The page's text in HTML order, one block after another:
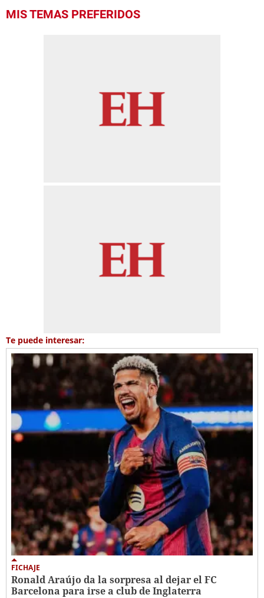
MIS TEMAS PREFERIDOS
Te puede interesar:
FICHAJE
Ronald Araújo da la sorpresa al dejar el FC
Barcelona para irse a club de Inglaterra